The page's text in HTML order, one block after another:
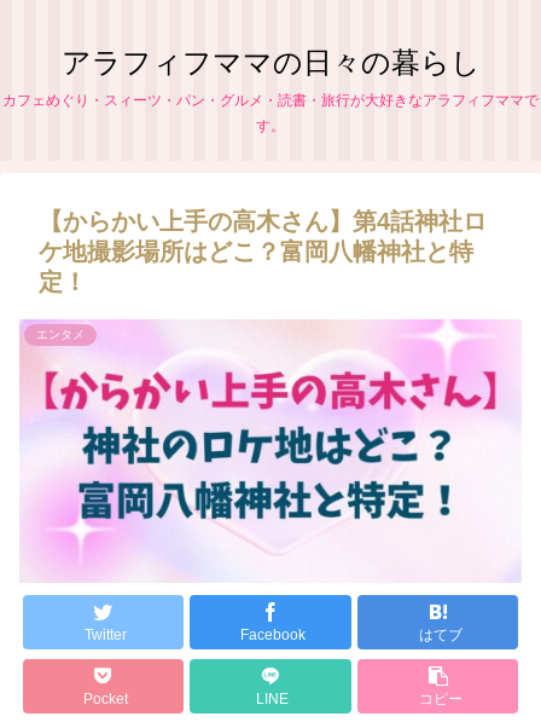
アラフィフママの日々の暮らし
カフェめぐり・スィーツ・パン・グルメ・読書・旅行が大好きなアラフィフママで
す。
【からかい上手の高木さん】第4話神社ロ
ケ地撮影場所はどこ？富岡八幡神社と特
定！
エンタメ
Twitter Facebook はてブ
Pocket LINE コピー